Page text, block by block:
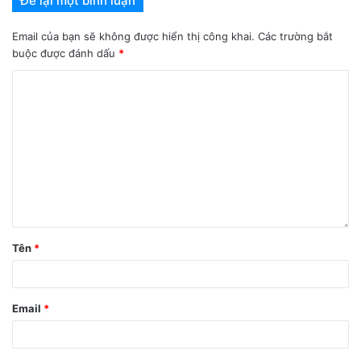
Email của bạn sẽ không được hiển thị công khai. Các trường bắt
buộc được đánh dấu *
Tên *
Email *